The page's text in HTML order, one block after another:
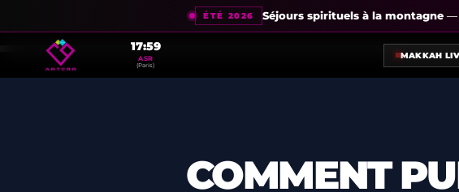
ÉTÉ 2026 Séjours spirituels à la montagne —
17:59
ASR
(Paris)
MAKKAH
COMMENT